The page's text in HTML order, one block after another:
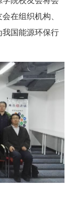
在组织机构
我国能源环保行